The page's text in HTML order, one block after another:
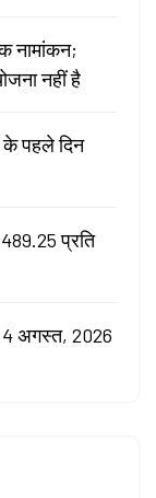
नामांकन;
नहीं है
के पहले दिन
प्रति
4 अगस्त, 2026